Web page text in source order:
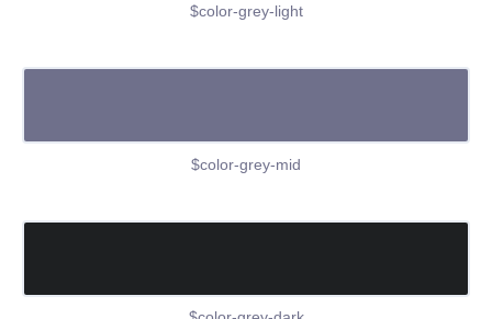
$color-grey-light
$color-grey-mid